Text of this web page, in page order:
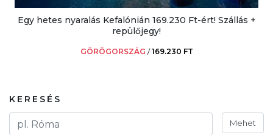
Egy hetes nyaralás Kefalónián 169.230 Ft-ért! Szállás +
repülőjegy!
GÖRÖGORSZÁG /169.230 FT
KERESÉS
Mehet